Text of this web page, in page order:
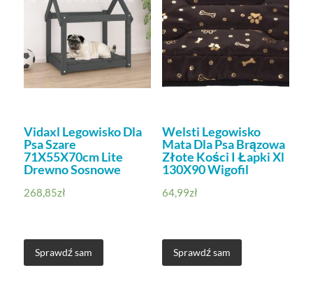
Vidaxl Legowisko Dla
Psa Szare
71X55X70cm Lite
Drewno Sosnowe
268,85zł
Sprawdź sam
Welsti Legowisko
Mata Dla Psa Brązowa
Złote Kości I Łapki Xl
130X90 Wigofil
64,99zł
Sprawdź sam